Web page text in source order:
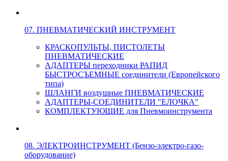
07. ПНЕВМАТИЧЕСКИЙ ИНСТРУМЕНТ
КРАСКОПУЛЬТЫ, ПИСТОЛЕТЫ
ПНЕВМАТИЧЕСКИЕ
АДАПТЕРЫ переходники РАПИД
БЫСТРОСЪЕМНЫЕ соединители (Европейского
типа)
ШЛАНГИ воздушные ПНЕВМАТИЧЕСКИЕ
АДАПТЕРЫ-СОЕДИНИТЕЛИ "ЕЛОЧКА"
КОМПЛЕКТУЮЩИЕ для Пневмоинструмента
08. ЭЛЕКТРОИНСТРУМЕНТ (Бензо-электро-газо-
оборудование)